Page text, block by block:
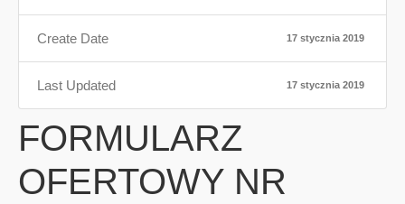
Create Date 17 stycznia 2019
Last Updated 17 stycznia 2019
FORMULARZ
OFERTOWY NR